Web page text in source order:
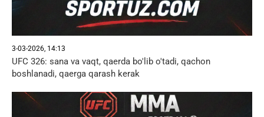
3-03-2026, 14:13
UFC 326: sana va vaqt, qaerda bo'lib o'tadi, qachon
boshlanadi, qaerga qarash kerak